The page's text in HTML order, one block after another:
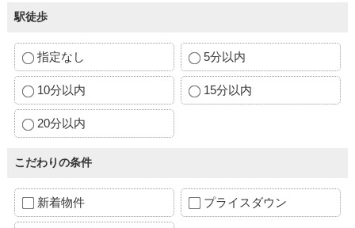
駅徒歩
指定なし 5分以内
10分以内 15分以内
20分以内
こだわりの条件
新着物件 プライスダウン